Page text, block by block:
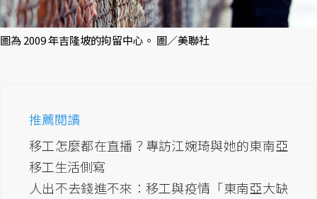
圖為 2009 年吉隆坡的拘留中心。 圖／美聯社
推薦閱讀
移工怎麼都在直播？專訪江婉琦與她的東南亞
移工生活側寫
人出不去錢進不來：移工與疫情「東南亞大缺